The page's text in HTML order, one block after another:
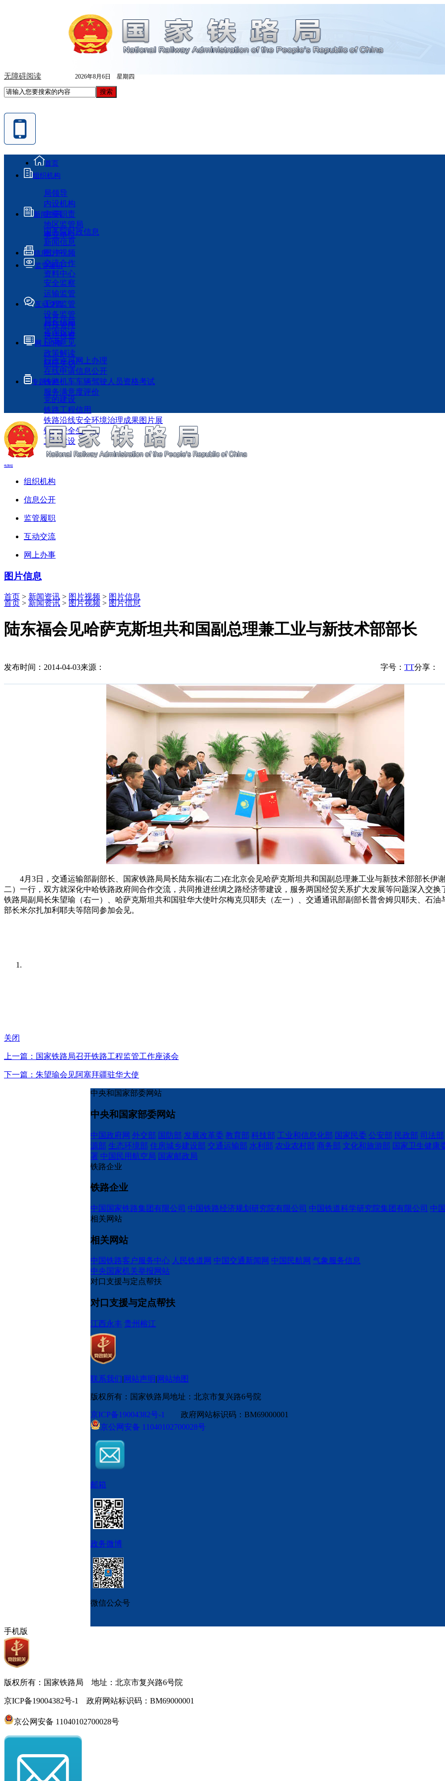
无障碍阅读 2026年8月6日 星期四
首页
组织机构
局领导
内设机构
主要职责
地区监管局
事业单位
新闻资讯
国务院时政信息
新闻信息
图片视频
交流合作
资料中心
信息公开
监管履职
安全监察
运输监管
工程监管
设备监管
科技管理
执法检查
互动交流
局长信箱
咨询投诉
征求意见
政策解读
回应关切
网上办事
行政许可网上办理
在线申请信息公开
铁路机车车辆驾驶人员资格考试
服务满意度评价
专题专栏
党的建设
铁路工程信用
铁路沿线安全环境治理成果图片展
铁路安全生产月
工程建设
电脑端
组织机构
信息公开
监管履职
互动交流
网上办事
图片信息
首页 > 新闻资讯 > 图片视频 > 图片信息
首页 > 新闻资讯 > 图片视频 > 图片信息
陆东福会见哈萨克斯坦共和国副总理兼工业与新技术部部长
发布时间：2014-04-03来源： 分享：
字号： TT
4月3日，交通运输部副部长、国家铁路局局长陆东福(右二)在北京会见哈萨克斯坦共和国副总理兼工业与新技术部部长伊
二）一行，双方就深化中哈铁路政府间合作交流，共同推进丝绸之路经济带建设，服务两国经贸关系扩大发展等问题深入交换
铁路局副局长朱望瑜（右一）、哈萨克斯坦共和国驻华大使叶尔梅克贝耶夫（左一）、交通通讯部副部长普舍姆贝耶夫、石油
部长米尔扎加利耶夫等陪同参加会见。
关闭
上一篇：国家铁路局召开铁路工程监管工作座谈会
下一篇：朱望瑜会见阿塞拜疆驻华大使
中央和国家部委网站
中央和国家部委网站
中国政府网 外交部 国防部 发展改革委 教育部 科技部 工业和信息化部 国家民委 公安部 民政部 司法部
源部 生态环境部 住房城乡建设部 交通运输部 水利部 农业农村部 商务部 文化和旅游部 国家卫生健康
署 中国民用航空局 国家邮政局
铁路企业
铁路企业
中国国家铁路集团有限公司 中国铁路经济规划研究院有限公司 中国铁道科学研究院集团有限公司 中
相关网站
相关网站
中国铁路客户服务中心 人民铁道网 中国交通新闻网 中国民航网 气象服务信息
中央国家机关举报网站
对口支援与定点帮扶
对口支援与定点帮扶
江西永丰 贵州榕江
联系我们|网站声明|网站地图
版权所有：国家铁路局地址：北京市复兴路6号院
京ICP备19004382号-1
政府网站标识码：BM69000001
京公网安备 11040102700028号
邮箱
政务微博
微信公众号
手机版
版权所有：国家铁路局 地址：北京市复兴路6号院
京ICP备19004382号-1 政府网站标识码：BM69000001
京公网安备 11040102700028号